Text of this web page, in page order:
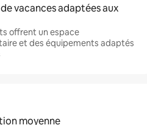
vacances adaptées aux
offrent un espace
et des équipements adaptés
moyenne